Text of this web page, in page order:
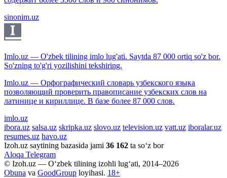
sinonim.uz
Imlo.uz — O'zbek tilining imlo lug'ati. Saytda 87 000 ortiq so'z bor.
So'zning to'g'ri yozilishini tekshiring.
Imlo.uz — Орфографический словарь узбекского языка
позволяющий проверить правописание узбекских слов на
латинице и кириллице. В базе более 87 000 слов.
imlo.uz
ibora.uz salsa.uz skripka.uz slovo.uz television.uz vatt.uz iboralar.uz
resumes.uz havo.uz
Izoh.uz saytining bazasida jami 36 162 ta so‘z bor
Aloqa Telegram
© Izoh.uz — O‘zbek tilining izohli lug‘ati, 2014–2026
Obuna va GoodGroup loyihasi. 18+